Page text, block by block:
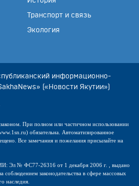
Транспорт и связь
Экология
информационно-
(«Новости Якутии»)
При полном или частичном использовании
обязательна. Автоматизированное
Все замечания и пожелания присылайте на
Эл № ФС77-26316 от 1 декабря 2006 г. , выдано
законодательства в сфере массовых
наследия.